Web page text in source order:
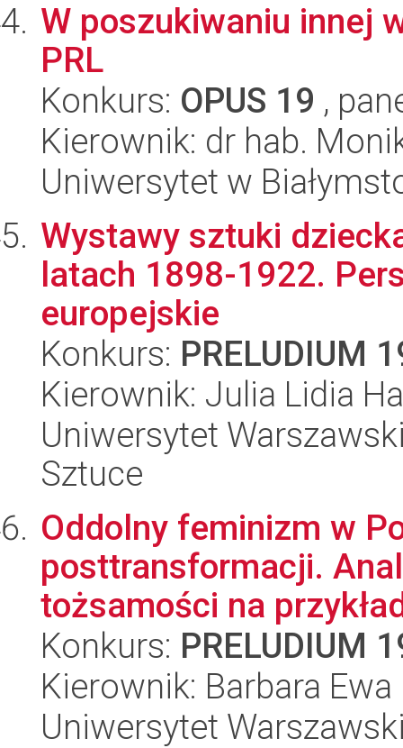
W poszukiwaniu innej
PRL
Konkurs: OPUS 19 ,
Kierownik: dr hab.
Uniwersytet w
Wystawy sztuki
latach 1898-1922.
europejskie
Konkurs: PRELUDIUM
Kierownik: Julia Lidia
Uniwersytet
Sztuce
Oddolny feminizm w
posttransformacji.
tożsamości na
Konkurs: PRELUDIUM
Kierownik: Barbara Ewa
Uniwersytet